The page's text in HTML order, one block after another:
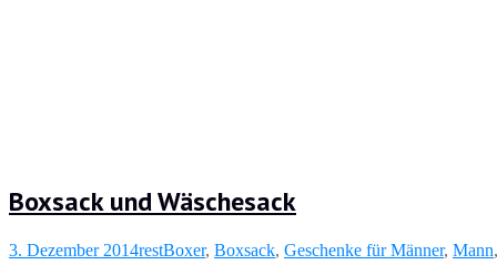
Boxsack und Wäschesack
3. Dezember 2014restBoxer, Boxsack, Geschenke für Männer, Mann